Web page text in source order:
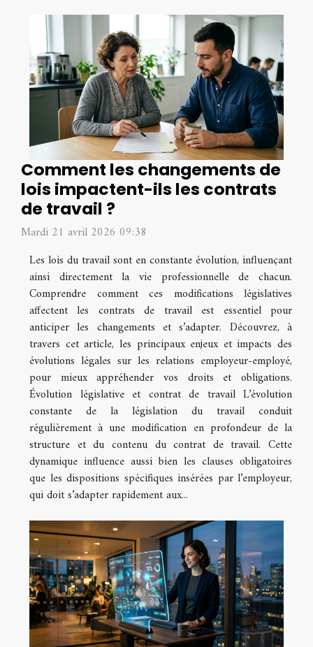
Comment les changements de
lois impactent-ils les contrats
de travail ?
Mardi 21 avril 2026 09:38
Les lois du travail sont en constante évolution, influençant
ainsi directement la vie professionnelle de chacun.
Comprendre comment ces modifications législatives
affectent les contrats de travail est essentiel pour
anticiper les changements et s’adapter. Découvrez, à
travers cet article, les principaux enjeux et impacts des
évolutions légales sur les relations employeur-employé,
pour mieux appréhender vos droits et obligations.
Évolution législative et contrat de travail L’évolution
constante de la législation du travail conduit
régulièrement à une modification en profondeur de la
structure et du contenu du contrat de travail. Cette
dynamique influence aussi bien les clauses obligatoires
que les dispositions spécifiques insérées par l’employeur,
qui doit s’adapter rapidement aux...